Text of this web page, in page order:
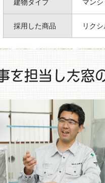
建物タイプ マンシ
採用した商品 リク
を担当した窓